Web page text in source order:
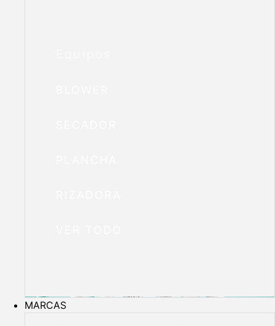
MARCAS